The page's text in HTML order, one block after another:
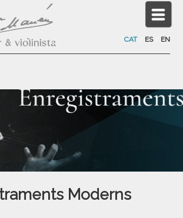
CAT/ ES/ EN
Moderns